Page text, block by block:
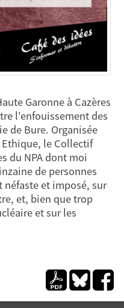
Garonne à Cazères
l'enfouissement des
de Bure. Organisée
Ethique, le Collectif
du NPA dont moi
de personnes
néfaste et imposé, sur
et, bien que trop
et sur les